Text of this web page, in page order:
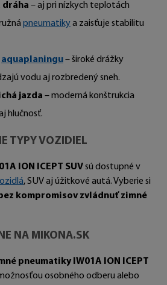
dráha – aj pri nízkych teplotách
pneumatikya zaisťuje stabilitu
aquaplaningu– široké drážky
vodu aj rozbredený sneh.
jazda – moderná konštrukcia
hlučnosť.
TYPY VOZIDIEL
ION ICEPT SUVsú dostupné v
, SUV aj úžitkové autá. Vyberie si
kompromisov zvládnuť zimné
NA MIKONA.SK
pneumatiky IW01A ION ICEPT
osobného odberu alebo